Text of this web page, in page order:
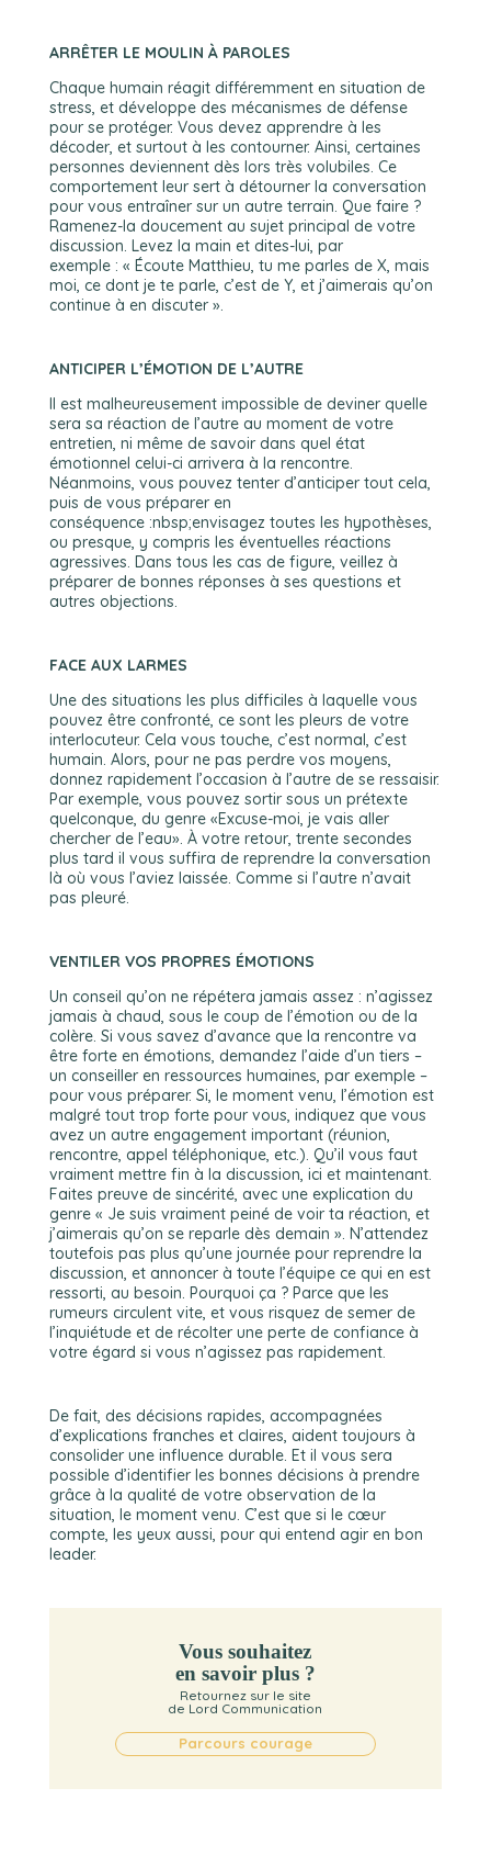
ARRÊTER LE MOULIN À PAROLES
Chaque humain réagit différemment en situation de
stress, et développe des mécanismes de défense
pour se protéger. Vous devez apprendre à les
décoder, et surtout à les contourner. Ainsi, certaines
personnes deviennent dès lors très volubiles. Ce
comportement leur sert à détourner la conversation
pour vous entraîner sur un autre terrain. Que faire ?
Ramenez-la doucement au sujet principal de votre
discussion. Levez la main et dites-lui, par
exemple : « Écoute Matthieu, tu me parles de X, mais
moi, ce dont je te parle, c’est de Y, et j’aimerais qu’on
continue à en discuter ».
ANTICIPER L’ÉMOTION DE L’AUTRE
Il est malheureusement impossible de deviner quelle
sera sa réaction de l’autre au moment de votre
entretien, ni même de savoir dans quel état
émotionnel celui-ci arrivera à la rencontre.
Néanmoins, vous pouvez tenter d’anticiper tout cela,
puis de vous préparer en
conséquence :nbsp;envisagez toutes les hypothèses,
ou presque, y compris les éventuelles réactions
agressives. Dans tous les cas de figure, veillez à
préparer de bonnes réponses à ses questions et
autres objections.
FACE AUX LARMES
Une des situations les plus difficiles à laquelle vous
pouvez être confronté, ce sont les pleurs de votre
interlocuteur. Cela vous touche, c’est normal, c’est
humain. Alors, pour ne pas perdre vos moyens,
donnez rapidement l’occasion à l’autre de se ressaisir.
Par exemple, vous pouvez sortir sous un prétexte
quelconque, du genre «Excuse-moi, je vais aller
chercher de l’eau». À votre retour, trente secondes
plus tard il vous suffira de reprendre la conversation
là où vous l’aviez laissée. Comme si l’autre n’avait
pas pleuré.
VENTILER VOS PROPRES ÉMOTIONS
Un conseil qu’on ne répétera jamais assez : n’agissez
jamais à chaud, sous le coup de l’émotion ou de la
colère. Si vous savez d’avance que la rencontre va
être forte en émotions, demandez l’aide d’un tiers –
un conseiller en ressources humaines, par exemple –
pour vous préparer. Si, le moment venu, l’émotion est
malgré tout trop forte pour vous, indiquez que vous
avez un autre engagement important (réunion,
rencontre, appel téléphonique, etc.). Qu’il vous faut
vraiment mettre fin à la discussion, ici et maintenant.
Faites preuve de sincérité, avec une explication du
genre « Je suis vraiment peiné de voir ta réaction, et
j’aimerais qu’on se reparle dès demain ». N’attendez
toutefois pas plus qu’une journée pour reprendre la
discussion, et annoncer à toute l’équipe ce qui en est
ressorti, au besoin. Pourquoi ça ? Parce que les
rumeurs circulent vite, et vous risquez de semer de
l’inquiétude et de récolter une perte de confiance à
votre égard si vous n’agissez pas rapidement.
De fait, des décisions rapides, accompagnées
d’explications franches et claires, aident toujours à
consolider une influence durable. Et il vous sera
possible d’identifier les bonnes décisions à prendre
grâce à la qualité de votre observation de la
situation, le moment venu. C’est que si le cœur
compte, les yeux aussi, pour qui entend agir en bon
leader.
Vous souhaitez
en savoir plus ?
Retournez sur le site
de Lord Communication
Parcours courage